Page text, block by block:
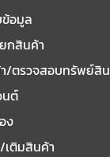
อมูล
กสินค้า
/ตรวจสอบทรัพย์สิน
นต์
ง
เติมสินค้า